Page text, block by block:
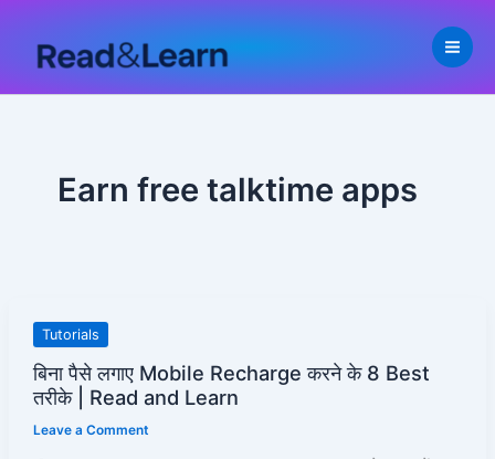
content
Earn free talktime apps
Tutorials
बिना पैसे लगाए Mobile Recharge करने के 8 Best
तरीके | Read and Learn
Leave a Comment
बिना
पैसे
लगाए
Mobile
Recharge